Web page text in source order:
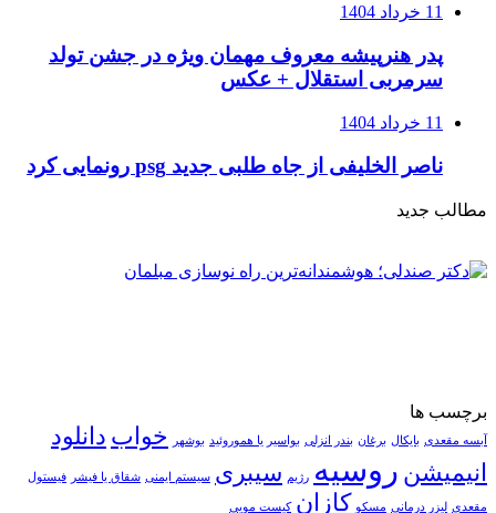
11 خرداد 1404
پدر هنرپیشه معروف مهمان ویژه در جشن تولد
سرمربی استقلال + عکس
11 خرداد 1404
ناصر الخلیفی از جاه طلبی جدید psg رونمایی کرد
مطالب جدید
برچسب ها
آبسه مقعدی بایکال برغان بندر انزلی بواسیر یا هموروئید بوشهر خواب دانلود
انیمیشن روسیه رژیم سیبری سیستم ایمنی شقاق یا فیشر فیستول
مقعدی لیزر درمانی مسکو کازان کیست مویی